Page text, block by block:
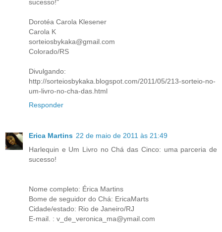
sucesso!"
Dorotéa Carola Klesener
Carola K
sorteiosbykaka@gmail.com
Colorado/RS
Divulgando:
http://sorteiosbykaka.blogspot.com/2011/05/213-sorteio-no-
um-livro-no-cha-das.html
Responder
Erica Martins 22 de maio de 2011 às 21:49
Harlequin e Um Livro no Chá das Cinco: uma parceria de
sucesso!
Nome completo: Érica Martins
Bome de seguidor do Chá: EricaMarts
Cidade/estado: Rio de Janeiro/RJ
E-mail. : v_de_veronica_ma@ymail.com